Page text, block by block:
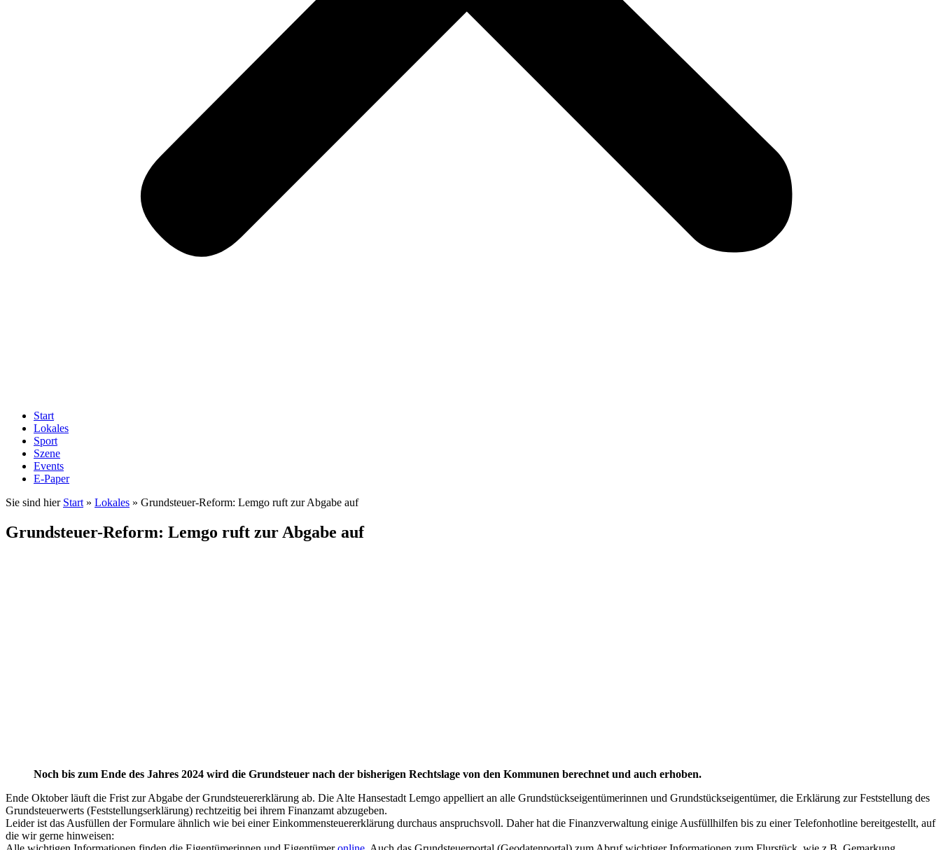
Start
Lokales
Sport
Szene
Events
E-Paper
Sie sind hier Start » Lokales » Grundsteuer-Reform: Lemgo ruft zur Abgabe auf
Grundsteuer-Reform: Lemgo ruft zur Abgabe auf
Noch bis zum Ende des Jahres 2024 wird die Grundsteuer nach der bisherigen Rechtslage von den Kommunen berechnet und auch erhoben.
Ende Oktober läuft die Frist zur Abgabe der Grundsteuererklärung ab. Die Alte Hansestadt Lemgo appelliert an alle Grundstückseigentümerinnen und Grundstückseigentümer, die Erklärung zur Feststellung des
Grundsteuerwerts (Feststellungserklärung) rechtzeitig bei ihrem Finanzamt abzugeben.
Leider ist das Ausfüllen der Formulare ähnlich wie bei einer Einkommensteuererklärung durchaus anspruchsvoll. Daher hat die Finanzverwaltung einige Ausfüllhilfen bis zu einer Telefonhotline bereitgestellt, auf
die wir gerne hinweisen: